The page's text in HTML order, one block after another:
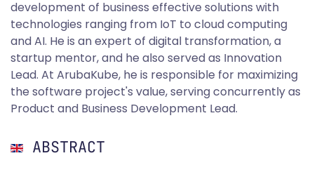
development of business effective solutions with
technologies ranging from IoT to cloud computing
and AI. He is an expert of digital transformation, a
startup mentor, and he also served as Innovation
Lead. At ArubaKube, he is responsible for maximizing
the software project's value, serving concurrently as
Product and Business Development Lead.
ABSTRACT